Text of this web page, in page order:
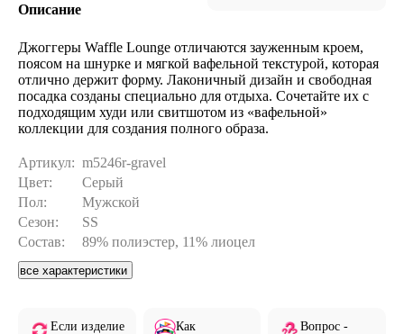
Описание
Джоггеры Waffle Lounge отличаются зауженным кроем,
поясом на шнурке и мягкой вафельной текстурой, которая
отлично держит форму. Лаконичный дизайн и свободная
посадка созданы специально для отдыха. Сочетайте их с
подходящим худи или свитшотом из «вафельной»
коллекции для создания полного образа.
Артикул: m5246r-gravel
Цвет:
Серый
Пол:
Мужской
Сезон:
SS
Состав:
89% полиэстер, 11% лиоцел
все характеристики
Если изделие
Как
Вопрос -